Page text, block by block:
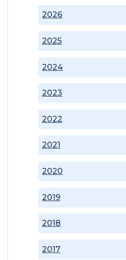
2017
2018
2019
2020
2021
2022
2023
2024
2025
2026